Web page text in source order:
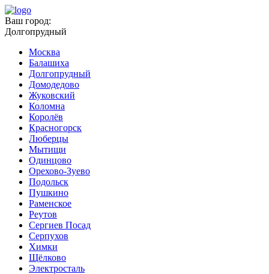
Ваш город:
Долгопрудный
Москва
Балашиха
Долгопрудный
Домодедово
Жуковский
Коломна
Королёв
Красногорск
Люберцы
Мытищи
Одинцово
Орехово-Зуево
Подольск
Пушкино
Раменское
Реутов
Сергиев Посад
Серпухов
Химки
Щёлково
Электросталь